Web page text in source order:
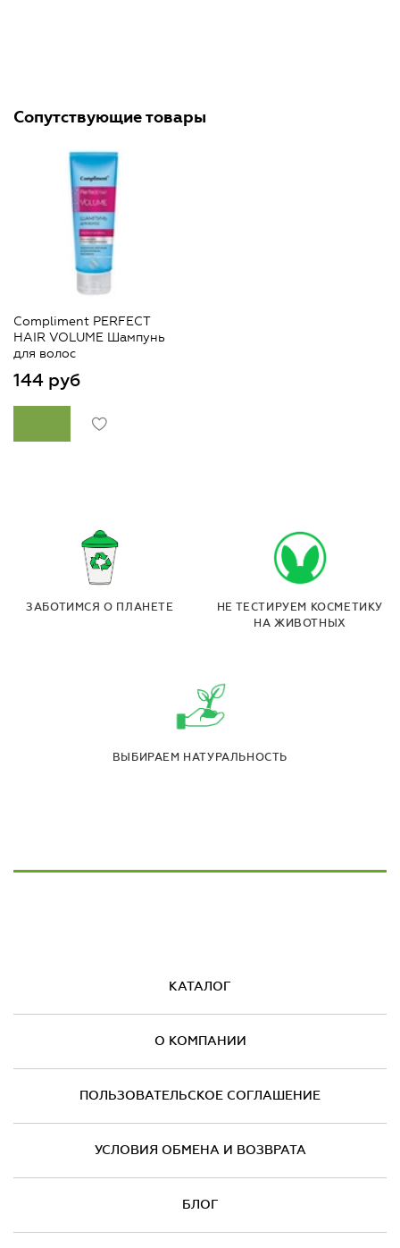
Сопутствующие товары
Compliment PERFECT
HAIR VOLUME Шампунь
для волос
144 руб
ЗАБОТИМСЯ О ПЛАНЕТЕ
НЕ ТЕСТИРУЕМ КОСМЕТИКУ
НА ЖИВОТНЫХ
ВЫБИРАЕМ НАТУРАЛЬНОСТЬ
КАТАЛОГ
О КОМПАНИИ
ПОЛЬЗОВАТЕЛЬСКОЕ СОГЛАШЕНИЕ
УСЛОВИЯ ОБМЕНА И ВОЗВРАТА
БЛОГ